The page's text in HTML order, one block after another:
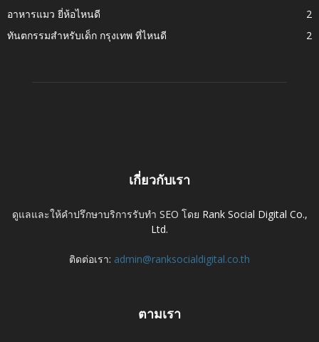
อาหารแมว ยี่ห้อไหนดี
2
ทันตกรรมสำหรับเด็ก กรุงเทพ ที่ไหนดี
2
เกี่ยวกับเรา
ดูแลและให้คำปรึกษาบริการรับทำ SEO โดย Rank Social Digital Co.,
Ltd.
ติดต่อเรา: admin@ranksocialdigital.co.th
ตามเรา